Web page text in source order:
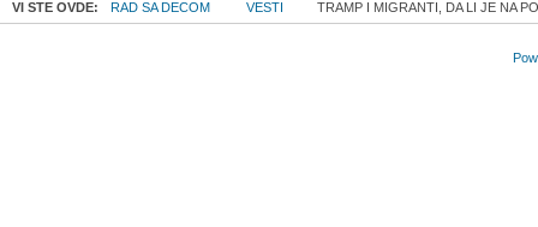
VI STE OVDE: RAD SA DECOM VESTI TRAMP I MIGRANTI, DA LI JE NA